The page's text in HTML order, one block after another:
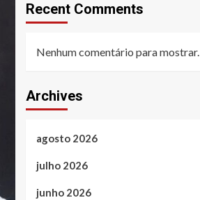
Recent Comments
Nenhum comentário para mostrar.
Archives
agosto 2026
julho 2026
junho 2026